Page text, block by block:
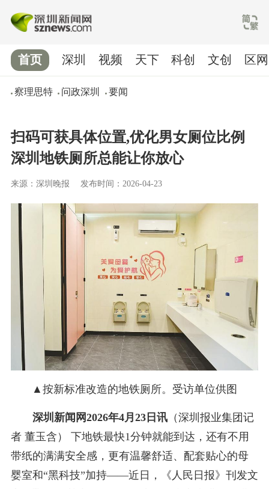
首页
察理思特 问政深圳 要闻
深圳 视频 天下 科创 文创 区网
扫码可获具体位置,优化男女厕位比例
深圳地铁厕所总能让你放心
来源：深圳晚报 发布时间：2026-04-23
▲按新标准改造的地铁厕所。受访单位供图
深圳新闻网2026年4月23日讯（深圳报业集团记
者 董玉含） 下地铁最快1分钟就能到达，还有不用
带纸的满满安全感，更有温馨舒适、配套贴心的母
婴室和“黑科技”加持——近日，《人民日报》刊发文